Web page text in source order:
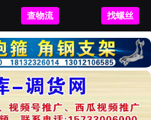
查物流 找螺丝